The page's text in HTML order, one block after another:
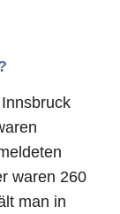
waren 260
man in